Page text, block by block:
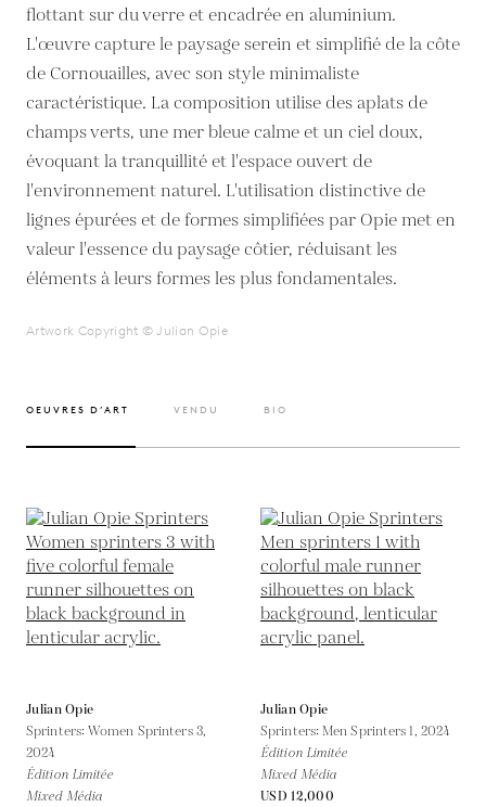
flottant sur du verre et encadrée en aluminium.
L'œuvre capture le paysage serein et simplifié de la côte
de Cornouailles, avec son style minimaliste
caractéristique. La composition utilise des aplats de
champs verts, une mer bleue calme et un ciel doux,
évoquant la tranquillité et l'espace ouvert de
l'environnement naturel. L'utilisation distinctive de
lignes épurées et de formes simplifiées par Opie met en
valeur l'essence du paysage côtier, réduisant les
éléments à leurs formes les plus fondamentales.
Artwork Copyright © Julian Opie
OEUVRES D’ART VENDU BIO
Julian Opie
Sprinters: Women Sprinters 3,
2024
Édition Limitée
Mixed Média
Julian Opie
Sprinters: Men Sprinters 1, 2024
Édition Limitée
Mixed Média
USD 12,000